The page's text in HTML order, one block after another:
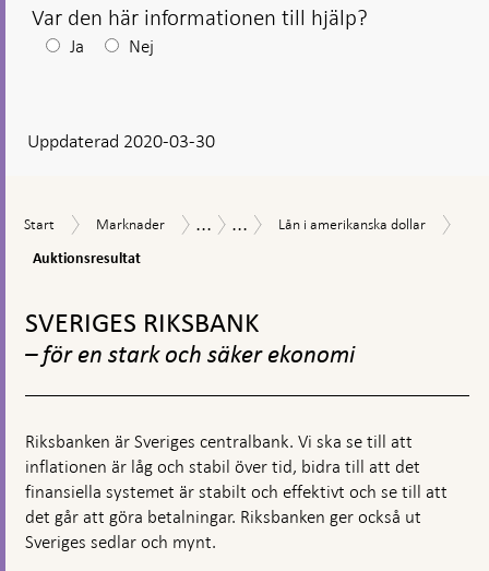
Var den här informationen till hjälp?
Efter
visas
Ja Nej
Uppdaterad 2020-03-30
Start
Start Marknader
Marknader
Åtgärder
...
Åtgärder
...
Lån
Lån i amerikanska dollar
Auktionsresultat
toppnavigation
SVERIGES RIKSBANK
– för en stark och säker ekonomi
Riksbanken är Sveriges centralbank. Vi ska se till att
inflationen är låg och stabil över tid, bidra till att det
finansiella systemet är stabilt och effektivt och se till att
det går att göra betalningar. Riksbanken ger också ut
Sveriges sedlar och mynt.